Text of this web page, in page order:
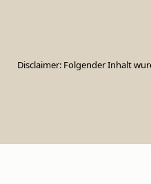
Disclaimer: Folgender Inhalt